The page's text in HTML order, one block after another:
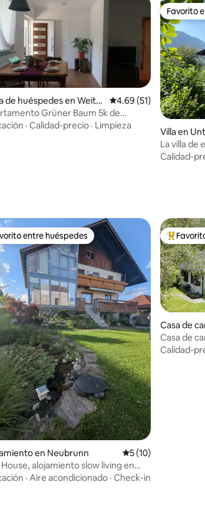
5 de 5, 28 reseñas
de huéspedes en Weiter
Calificación promedio:
4.69 (51)
Grüner Baum 5k de
desde 2 por
· Calidad-precio · Limpieza
Favorito
Favorito
Villa en
e
La villa de
am
Calidad-
5 de 5, 12 reseñas
entre huéspedes
entre huéspedes
en Neubrunn Calificación
5 (10)
alojamiento slow living en
· Aire acondicionado · Check-in
Favorito
Casa de
am
Casa de
medio"
Calidad-